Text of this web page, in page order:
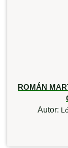
ROMÁN
Autor: